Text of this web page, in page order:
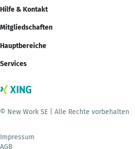
Hilfe & Kontakt
Mitgliedschaften
Hauptbereiche
Services
© New Work SE | Alle Rechte vorbehalten
Impressum
AGB